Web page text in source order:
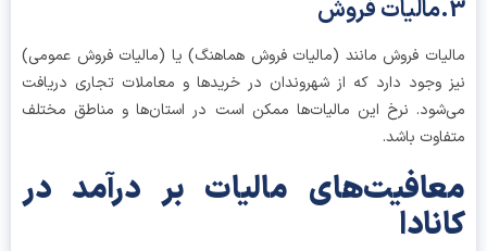
فروش مانند (مالیات فروش هماهنگ) یا (مالیات فروش عمومی)
وجود دارد که از شهروندان در خریدها و معاملات تجاری دریافت
نرخ این مالیات‌ها ممکن است در استان‌ها و مناطق مختلف
باشد.
مالیات بر درآمد در